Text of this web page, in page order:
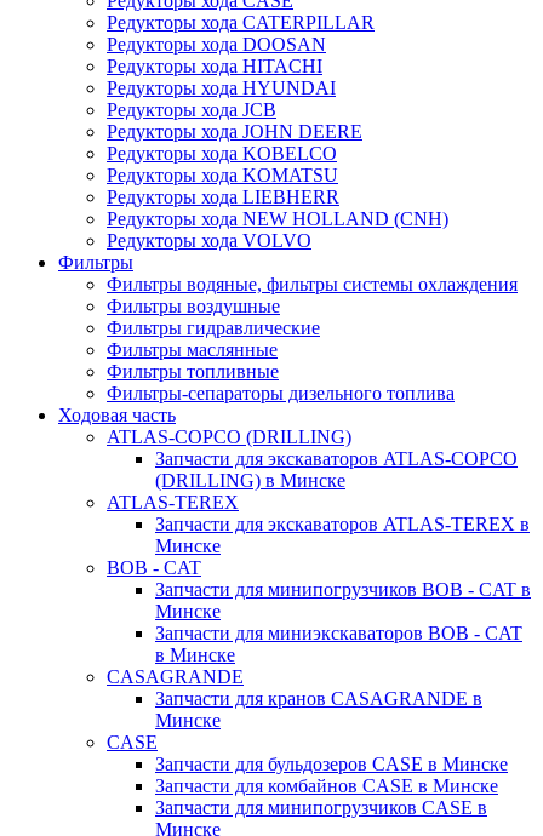
Редукторы хода CATERPILLAR
Редукторы хода DOOSAN
Редукторы хода HITACHI
Редукторы хода HYUNDAI
Редукторы хода JCB
Редукторы хода JOHN DEERE
Редукторы хода KOBELCO
Редукторы хода KOMATSU
Редукторы хода LIEBHERR
Редукторы хода NEW HOLLAND (CNH)
Редукторы хода VOLVO
Фильтры
Фильтры водяные, фильтры системы охлаждения
Фильтры воздушные
Фильтры гидравлические
Фильтры маслянные
Фильтры топливные
Фильтры-сепараторы дизельного топлива
Ходовая часть
ATLAS-COPCO (DRILLING)
Запчасти для экскаваторов ATLAS-COPCO
(DRILLING) в Минске
ATLAS-TEREX
Запчасти для экскаваторов ATLAS-TEREX в
Минске
BOB - CAT
Запчасти для минипогрузчиков BOB - CAT в
Минске
Запчасти для миниэкскаваторов BOB - CAT
в Минске
CASAGRANDE
Запчасти для кранов CASAGRANDE в
Минске
CASE
Запчасти для бульдозеров CASE в Минске
Запчасти для комбайнов CASE в Минске
Запчасти для минипогрузчиков CASE в
Минске